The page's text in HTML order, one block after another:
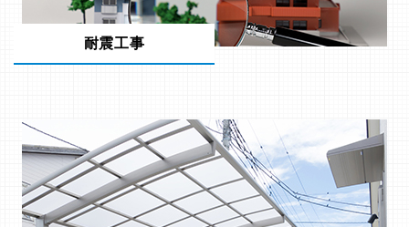
耐震工事